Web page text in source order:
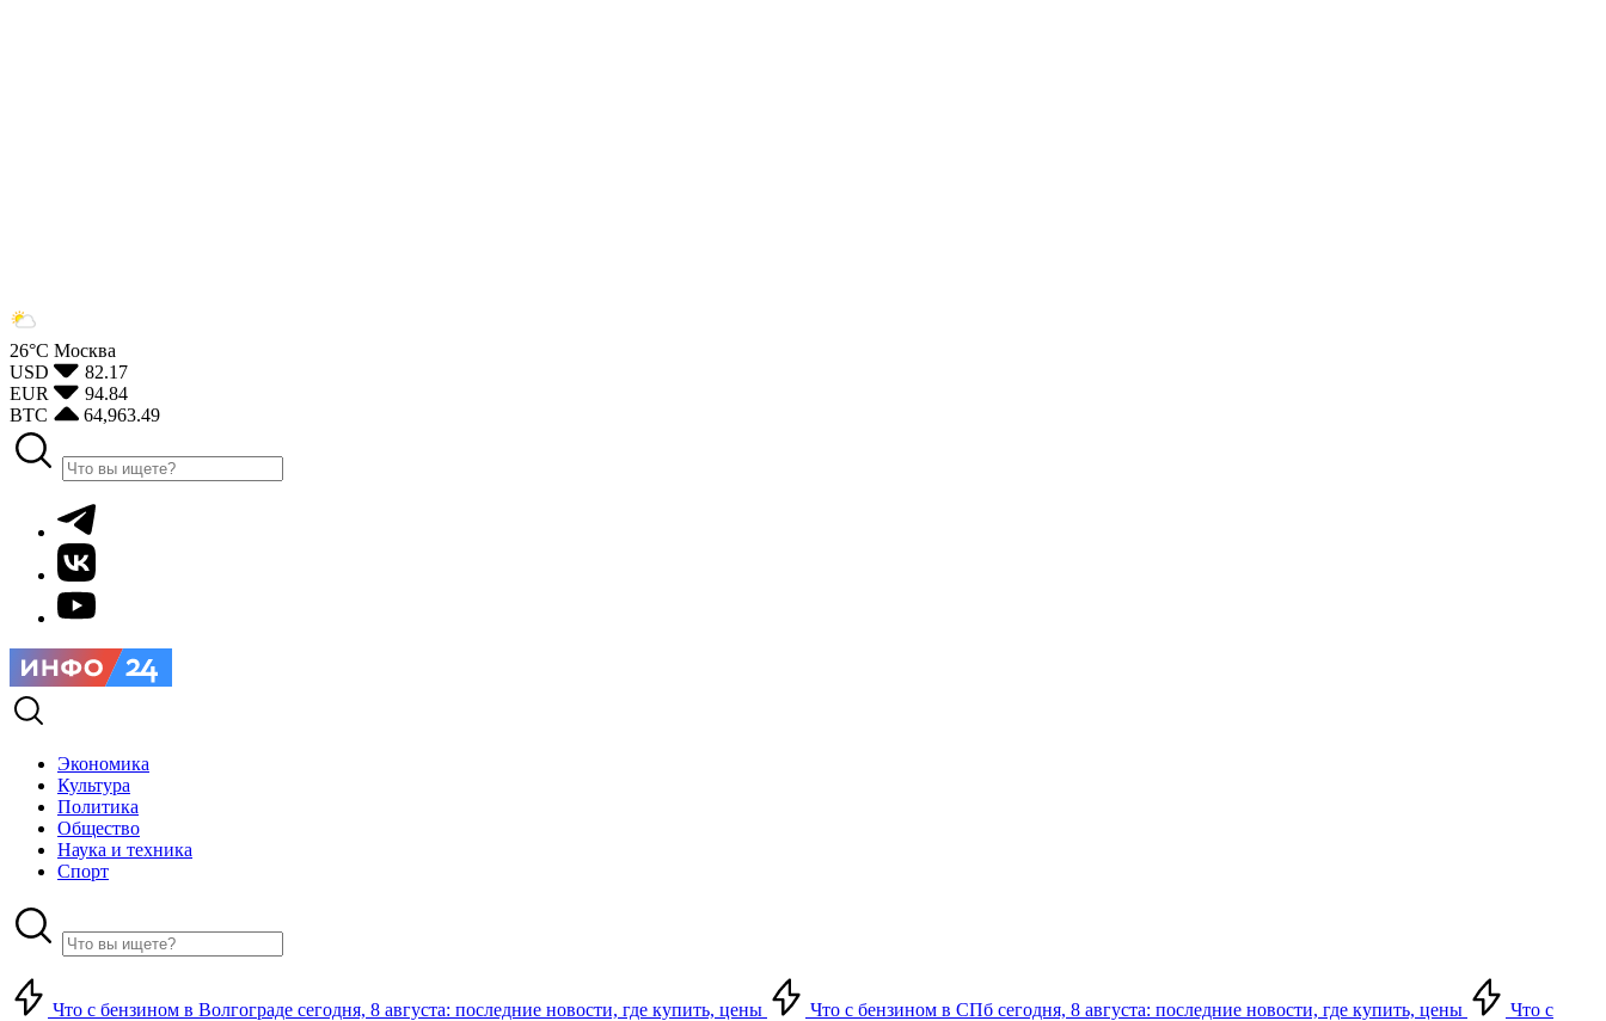
26°С Москва
USD
82.17
EUR
94.84
BTC
64,963.49
Экономика
Культура
Политика
Общество
Наука и техника
Спорт
Что с бензином в Волгограде сегодня, 8 августа: последние новости, где купить, цены Что с бензином в СПб сегодня, 8 августа: последние новости, где купить, цены Что с